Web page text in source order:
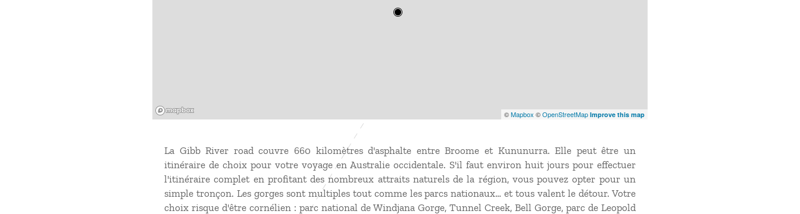
©Mapbox ©OpenStreetMap Improve this map
La Gibb River road couvre 660 kilomètres d'asphalte entre Broome et Kununurra. Elle peut être un
itinéraire de choix pour votre voyage en Australie occidentale. S'il faut environ huit jours pour effectuer
l'itinéraire complet en profitant des nombreux attraits naturels de la région, vous pouvez opter pour un
simple tronçon. Les gorges sont multiples tout comme les parcs nationaux… et tous valent le détour. Votre
choix risque d'être cornélien : parc national de Windjana Gorge, Tunnel Creek, Bell Gorge, parc de Leopold